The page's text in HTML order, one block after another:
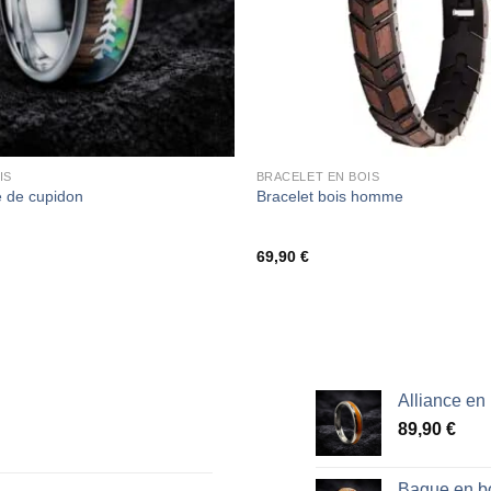
de cupidon
BRACELET EN BOIS
Bracelet bois homme
69,90 €
Alliance en
89,90 €